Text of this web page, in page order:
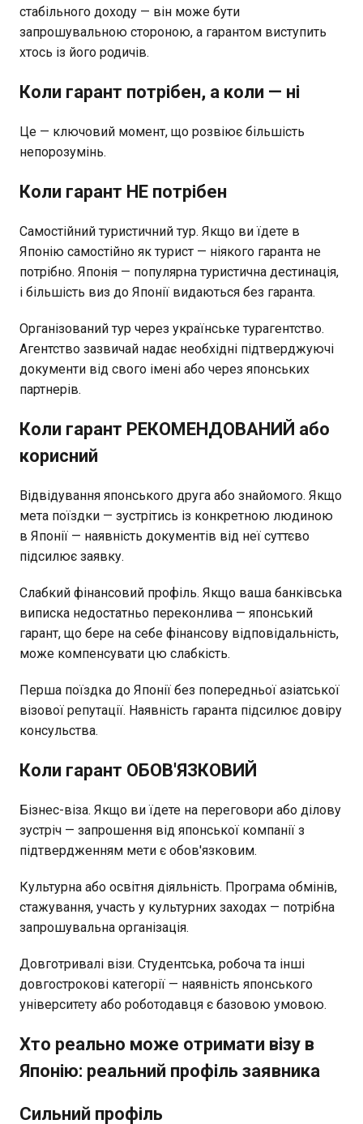
стабільного доходу — він може бути
запрошувальною стороною, а гарантом виступить
хтось із його родичів.
Коли гарант потрібен, а коли — ні
Це — ключовий момент, що розвіює більшість
непорозумінь.
Коли гарант НЕ потрібен
Самостійний туристичний тур. Якщо ви їдете в
Японію самостійно як турист — ніякого гаранта не
потрібно. Японія — популярна туристична дестинація,
і більшість виз до Японії видаються без гаранта.
Організований тур через українське турагентство.
Агентство зазвичай надає необхідні підтверджуючі
документи від свого імені або через японських
партнерів.
Коли гарант РЕКОМЕНДОВАНИЙ або
корисний
Відвідування японського друга або знайомого. Якщо
мета поїздки — зустрітись із конкретною людиною
в Японії — наявність документів від неї суттєво
підсилює заявку.
Слабкий фінансовий профіль. Якщо ваша банківська
виписка недостатньо переконлива — японський
гарант, що бере на себе фінансову відповідальність,
може компенсувати цю слабкість.
Перша поїздка до Японії без попередньої азіатської
візової репутації. Наявність гаранта підсилює довіру
консульства.
Коли гарант ОБОВ'ЯЗКОВИЙ
Бізнес-віза. Якщо ви їдете на переговори або ділову
зустріч — запрошення від японської компанії з
підтвердженням мети є обов'язковим.
Культурна або освітня діяльність. Програма обмінів,
стажування, участь у культурних заходах — потрібна
запрошувальна організація.
Довготривалі візи. Студентська, робоча та інші
довгострокові категорії — наявність японського
університету або роботодавця є базовою умовою.
Хто реально може отримати візу в
Японію: реальний профіль заявника
Сильний профіль